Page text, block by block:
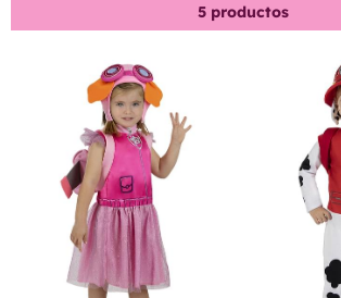
5 productos